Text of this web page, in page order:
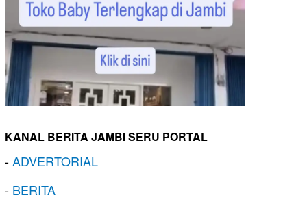
KANAL BERITA JAMBI SERU PORTAL
-ADVERTORIAL
- BERITA